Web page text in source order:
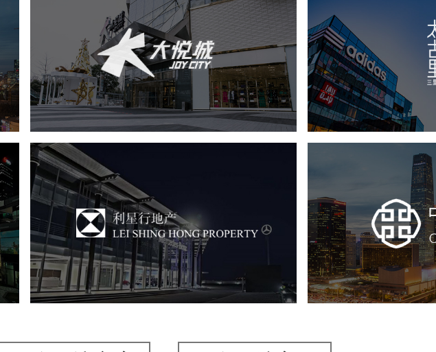
中粮·大悦城
房地产 商业地产 地产网站建设 网页设计
房地产 商业地产
利星行地产
房地产 商业地产 地产网站建设
中
房地产 商业
地产网站设计